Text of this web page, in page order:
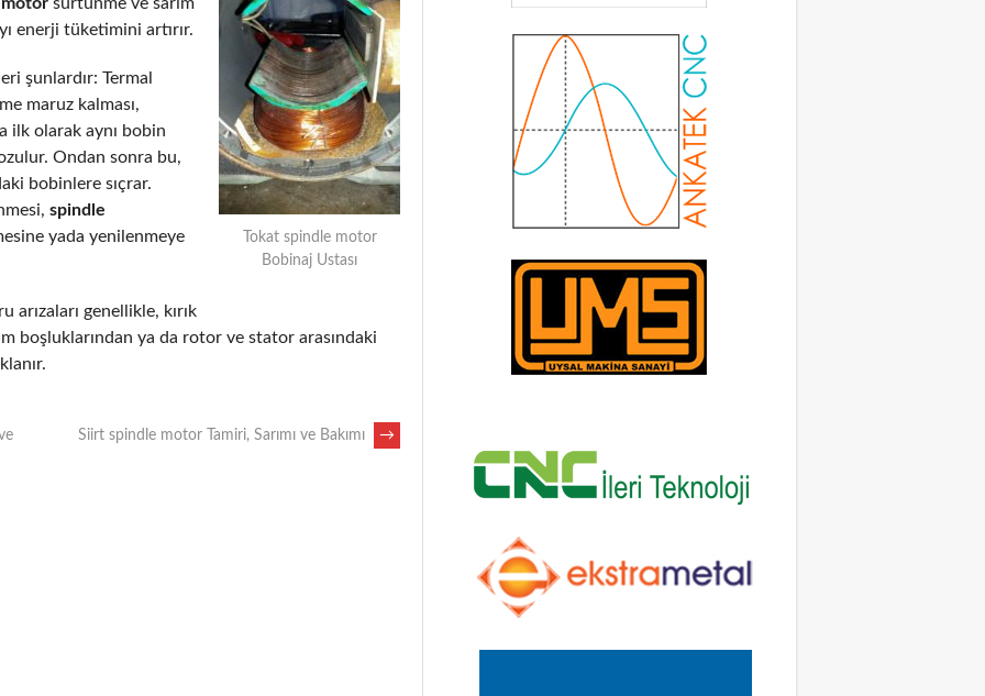
Tokat spindle motor
Bobinaj Ustası
enerji tüketimini artırır.
şunlardır: Termal
maruz kalması,
ilk olarak aynı bobin
Ondan sonra bu,
bobinlere sıçrar.
spindle
yada yenilenmeye
arızaları genellikle, kırık
boşluklarından ya da rotor ve stator arasındaki
Siirt spindle motor Tamiri, Sarımı ve Bakımı →